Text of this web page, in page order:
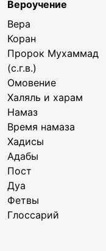
Вероучение
Вера
Коран
Пророк Мухаммад
(с.г.в.)
Омовение
Халяль и харам
Намаз
Время намаза
Хадисы
Адабы
Пост
Дуа
Фетвы
Глоссарий